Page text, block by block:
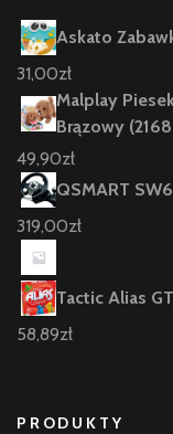
Askato
31,00zł
Malplay
Brązowy
49,90zł
QSMART
319,00zł
Tactic Alias
58,89zł
PRODUKTY